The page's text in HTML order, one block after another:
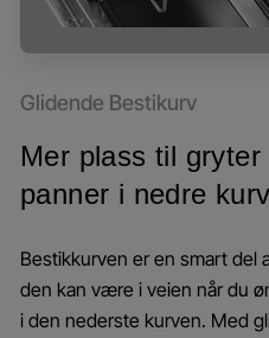
Glidende Bestikurv
Mer plass til gryter
panner i nedre kurv
Bestikkurven er en smart del
den kan være i veien når du
i den nederste kurven. Med